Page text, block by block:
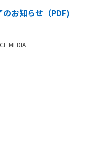
お知らせ（PDF)
MEDIA